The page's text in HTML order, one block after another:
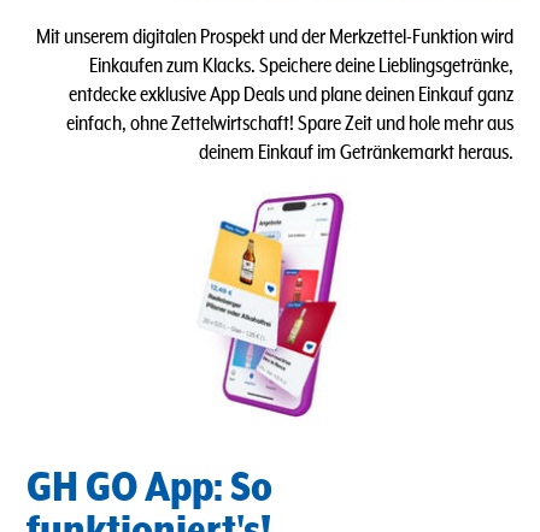
Mit unserem digitalen Prospekt und der Merkzettel-Funktion wird
Einkaufen zum Klacks.​​ Speichere deine Lieblingsgetränke,
entdecke exklusive App Deals und plane deinen Einkauf ganz
einfach, ohne Zettelwirtschaft! Spare Zeit und hole mehr aus
deinem Einkauf im Getränkemarkt heraus.
GH GO App: So